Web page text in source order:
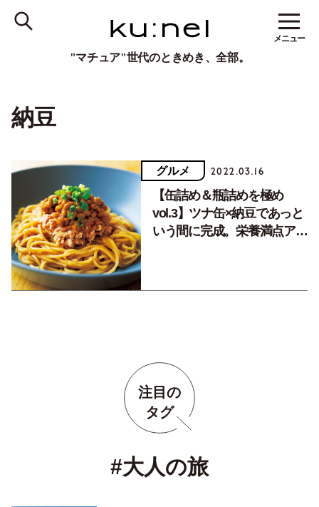
"マチュア"世代のときめき、全部。
メニュー
納豆
グルメ 2022.03.16
【缶詰め＆瓶詰めを極め
vol.3】ツナ缶×納豆であっと
いう間に完成。栄養満点アレ
注目の
タグ
#大人の旅